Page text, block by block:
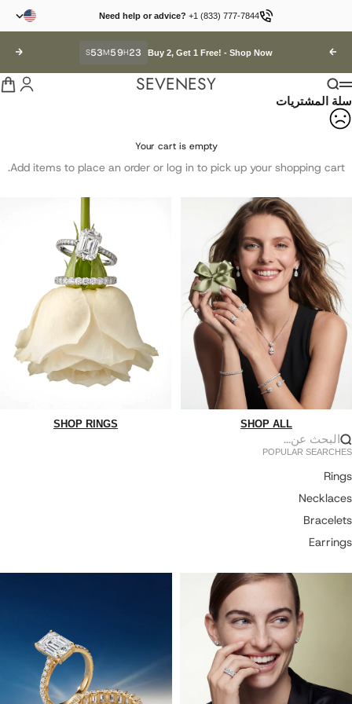
Need help or advice? +1 (833) 777-7844
السابق Buy 2, Get 1 Free! -Shop Now
23
H
59
M
52
S
SEVENESY القائمة
بحث تسجيل
سلة المشتريات
Your cart is empty
Add items to place an order or log in to pick up your shopping cart.
SHOP ALL
SHOP RINGS
البحث عن...
POPULAR SEARCHES
Rings
Necklaces
Bracelets
Earrings